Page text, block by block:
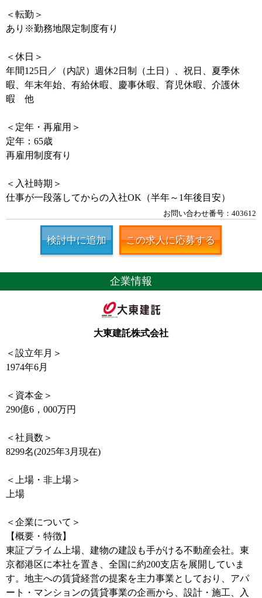
＜転勤＞
あり※勤務地限定制度有り
＜休日＞
年間125日／（内訳）週休2日制（土日）、祝日、夏季休
暇、年末年始、有給休暇、慶事休暇、育児休暇、介護休
暇 他
＜定年・再雇用＞
定年：65歳
再雇用制度有り
＜入社時期＞
仕事が一段落してからの入社OK（半年～1年後目安）
お問い合わせ番号：403612
検討中に追加 この求人に応募する
企業情報
大東建託株式会社
＜設立年月＞
1974年6月
＜資本金＞
290億6，000万円
＜社員数＞
8299名(2025年3月現在)
＜上場・非上場＞
上場
＜企業について＞
【概要・特徴】
東証プライム上場、建物の建設も手がける不動産会社。東
京都港区に本社を置き、全国に約200支店を展開していま
す。地主への賃貸経営の提案を主力事業としており、アパ
ート・マンションの賃貸事業の企画から、設計・施工、入